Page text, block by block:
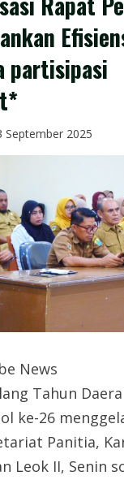
partisipasi
September 2025
News
Tahun
ke-26
Panitia,
Leok II, Senin